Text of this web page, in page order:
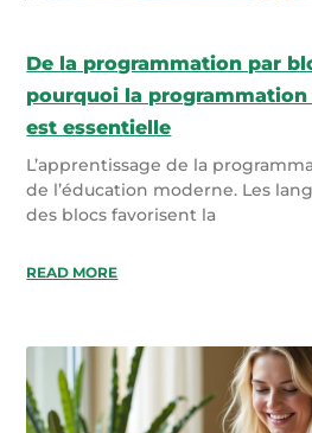
De la programmation par
pourquoi la
est essentielle
L’apprentissage de la
de l’éducation moderne. Les
des blocs favorisent la
READ MORE